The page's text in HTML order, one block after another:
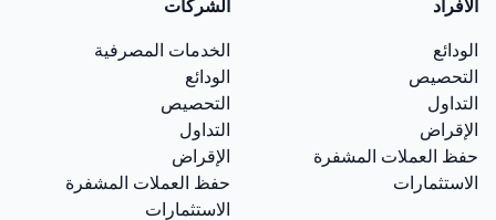
الأفراد
الودائع
التحصيص
التداول
الإقراض
حفظ العملات المشفرة
الاستثمارات
الشركات
الخدمات المصرفية
الودائع
التحصيص
التداول
الإقراض
حفظ العملات المشفرة
الاستثمارات